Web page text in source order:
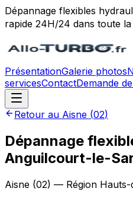
Dépannage flexibles
rapide 24H/24 dans toute
PrésentationGalerie photos
servicesContactDemande
Retour au Aisne (02)
Dépannage
Anguilcourt-le-
Aisne (02) — Région